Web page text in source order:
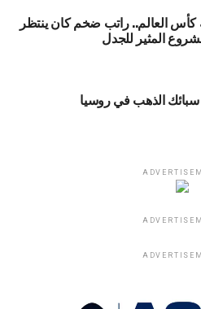
العالم.. راتب ضخم كان ينتظر
المثير للجدل
سبائك الذهب في روسيا